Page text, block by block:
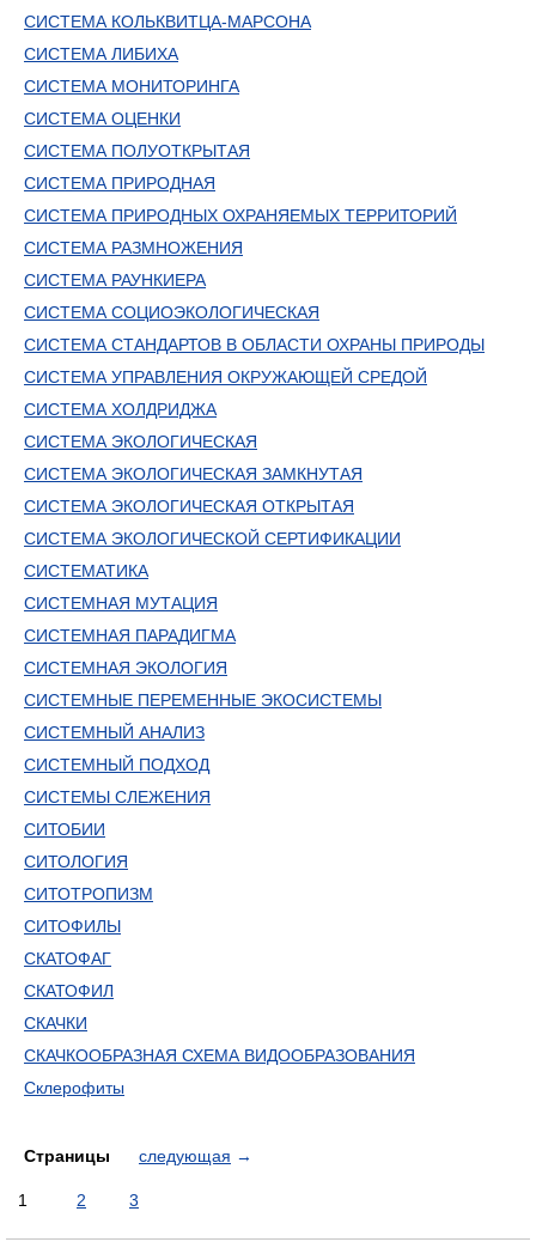
СИСТЕМА КОЛЬКВИТЦА-МАРСОНА
СИСТЕМА ЛИБИХА
СИСТЕМА МОНИТОРИНГА
СИСТЕМА ОЦЕНКИ
СИСТЕМА ПОЛУОТКРЫТАЯ
СИСТЕМА ПРИРОДНАЯ
СИСТЕМА ПРИРОДНЫХ ОХРАНЯЕМЫХ ТЕРРИТОРИЙ
СИСТЕМА РАЗМНОЖЕНИЯ
СИСТЕМА РАУНКИЕРА
СИСТЕМА СОЦИОЭКОЛОГИЧЕСКАЯ
СИСТЕМА СТАНДАРТОВ В ОБЛАСТИ ОХРАНЫ ПРИРОДЫ
СИСТЕМА УПРАВЛЕНИЯ ОКРУЖАЮЩЕЙ СРЕДОЙ
СИСТЕМА ХОЛДРИДЖА
СИСТЕМА ЭКОЛОГИЧЕСКАЯ
СИСТЕМА ЭКОЛОГИЧЕСКАЯ ЗАМКНУТАЯ
СИСТЕМА ЭКОЛОГИЧЕСКАЯ ОТКРЫТАЯ
СИСТЕМА ЭКОЛОГИЧЕСКОЙ СЕРТИФИКАЦИИ
СИСТЕМАТИКА
СИСТЕМНАЯ МУТАЦИЯ
СИСТЕМНАЯ ПАРАДИГМА
СИСТЕМНАЯ ЭКОЛОГИЯ
СИСТЕМНЫЕ ПЕРЕМЕННЫЕ ЭКОСИСТЕМЫ
СИСТЕМНЫЙ АНАЛИЗ
СИСТЕМНЫЙ ПОДХОД
СИСТЕМЫ СЛЕЖЕНИЯ
СИТОБИИ
СИТОЛОГИЯ
СИТОТРОПИЗМ
СИТОФИЛЫ
СКАТОФАГ
СКАТОФИЛ
СКАЧКИ
СКАЧКООБРАЗНАЯ СХЕМА ВИДООБРАЗОВАНИЯ
Склерофиты
Страницы следующая →
1 2 3